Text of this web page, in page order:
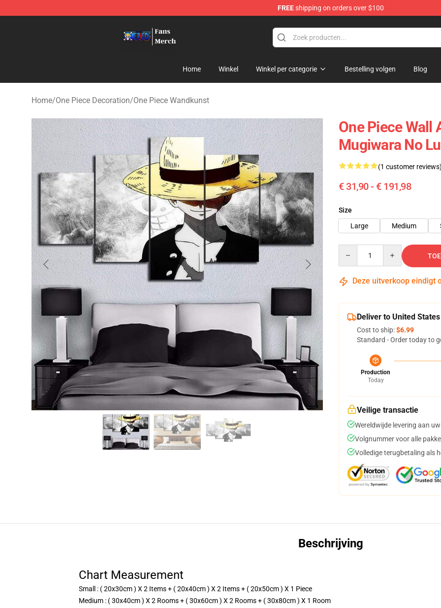
FREEshipping on orders over $100
Home Winkel Winkel per categorie Bestelling volgen Blog
Home/One Piece Decoration/One Piece Wandkunst
One Piece Wall
Mugiwara No
(1 customer reviews)
€ 31,90 - € 191,98
Size
Large
Medium
Deze uitverkoop eindigt
Deliver to United States
Cost to ship:$6.99
Standard - Order today to
Production
Today
Veilige transactie
Wereldwijde levering aan
Volgnummer voor alle
Volledige terugbetaling als
Beschrijving
Chart Measurement
Small : ( 20x30cm ) X 2 Items + ( 20x40cm ) X 2 Items + ( 20x50cm ) X 1 Piece
Medium : ( 30x40cm ) X 2 Rooms + ( 30x60cm ) X 2 Rooms + ( 30x80cm ) X 1 Room